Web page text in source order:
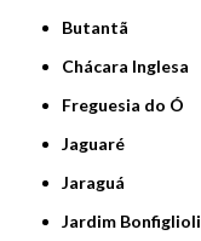
Butantã
Chácara Inglesa
Freguesia do Ó
Jaguaré
Jaraguá
Jardim Bonfiglioli